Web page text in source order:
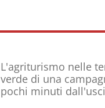
L'agriturismo nelle
verde di una
pochi minuti